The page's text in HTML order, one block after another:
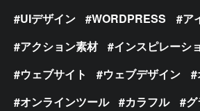
UIデザイン
WORDPRESS
ア
アクション素材
インスピレーシ
ウェブサイト
ウェブデザイン
オンラインツール
カラフル
グ